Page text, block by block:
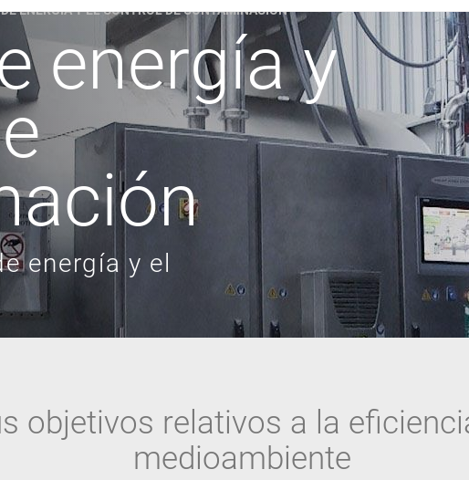
ENERGÍA Y EL CONTROL DE CONTAMINACIÓN
energía y
energía y el
objetivos relativos a la
medioambiente